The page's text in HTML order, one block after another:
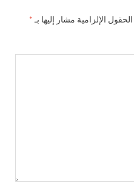
الحقول الإلزامية مشار إليها بـ *